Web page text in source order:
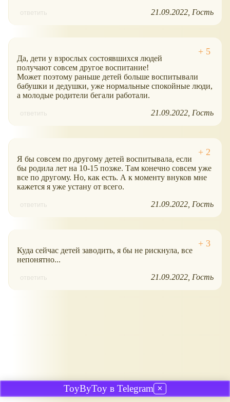
ответить 21.09.2022 Гость
Да, дети у взрослых состоявшихся людей
получают совсем другое воспитание!
Может поэтому раньше детей больше воспитывали
бабушки и дедушки, уже нормальные спокойные люди,
а молодые родители бегали работали.
ответить 21.09.2022 Гость
Я бы совсем по другому детей воспитывала, если
бы родила лет на 10-15 позже. Там конечно совсем уже
все по другому. Но, как есть. А к моменту внуков мне
кажется я уже устану от всего.
ответить 21.09.2022 Гость
Куда сейчас детей заводить, я бы не рискнула, все
непонятно...
ответить 21.09.2022 Гость
ToyByToy в Telegram ✕